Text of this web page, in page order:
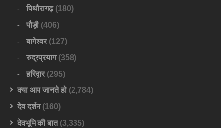
पिथौरागढ़(180)
पौड़ी(406)
बागेश्वर(127)
रुद्रप्रयाग(358)
हरिद्वार(295)
क्या आप जानते हो(2,784)
देव दर्शन(160)
देवभूमि की बात(3,335)